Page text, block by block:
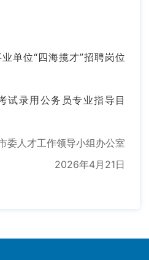
单位“四海揽才”招聘岗位
试录用公务员专业指导目
人才工作领导小组办公室
2026年4月21日